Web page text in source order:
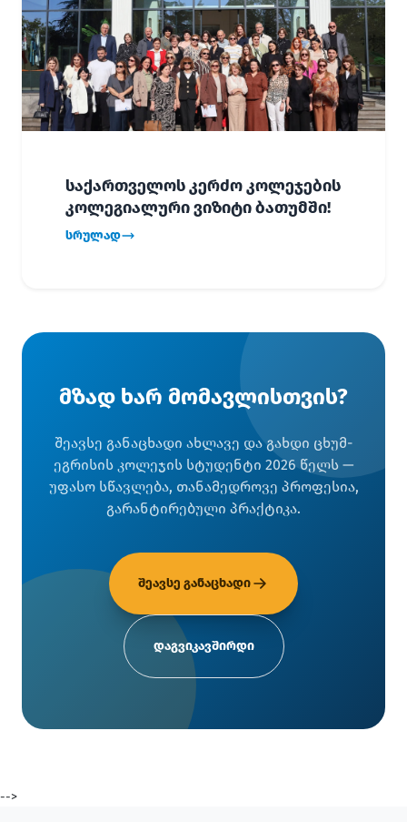
საქართველოს კერძო კოლეჯების
კოლეგიალური ვიზიტი ბათუმში!
სრულად
მზად ხარ მომავლისთვის?
შეავსე განაცხადი ახლავე და გახდი ცხუმ-
ეგრისის კოლეჯის სტუდენტი 2026 წელს —
უფასო სწავლება, თანამედროვე პროფესია,
გარანტირებული პრაქტიკა.
შეავსე განაცხადი
დაგვიკავშირდი
-->